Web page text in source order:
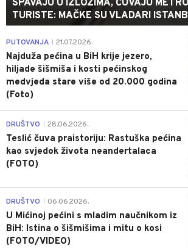
SPAVAJU U IZLOZIMA, ČUVAJU
TURISTE: MAČKE SU VLADARI
PUTOVANJA 21.07.2026.
Najduža pećina u BiH krije jezero,
hiljade šišmiša i kosti pećinskog
medvjeda stare više od 20.000 godina
(Foto)
DRUŠTVO 28.06.2026.
Teslić čuva praistoriju: Rastuška pećina
kao svjedok života neandertalaca
(FOTO)
DRUŠTVO 06.06.2026.
U Mićinoj pećini s mladim naučnikom iz
BiH: Istina o šišmišima i mitu o kosi
(FOTO/VIDEO)